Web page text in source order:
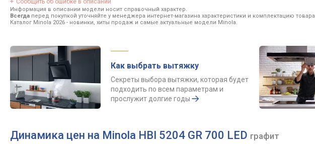
Сообщить об ошибке в описании
Информация в описании модели носит справочный характер.
Всегда перед покупкой уточняйте у менеджера интернет-магазина характеристики и комплектацию товара
Каталог Minola 2026 - новинки, хиты продаж и самые актуальные модели Minola.
Как выбрать вытяжку
Секреты выбора вытяжки, которая будет
подходить по всем параметрам и
прослужит долгие годы
Динамика цен на Minola HBI 5204 GR 700 LED графит